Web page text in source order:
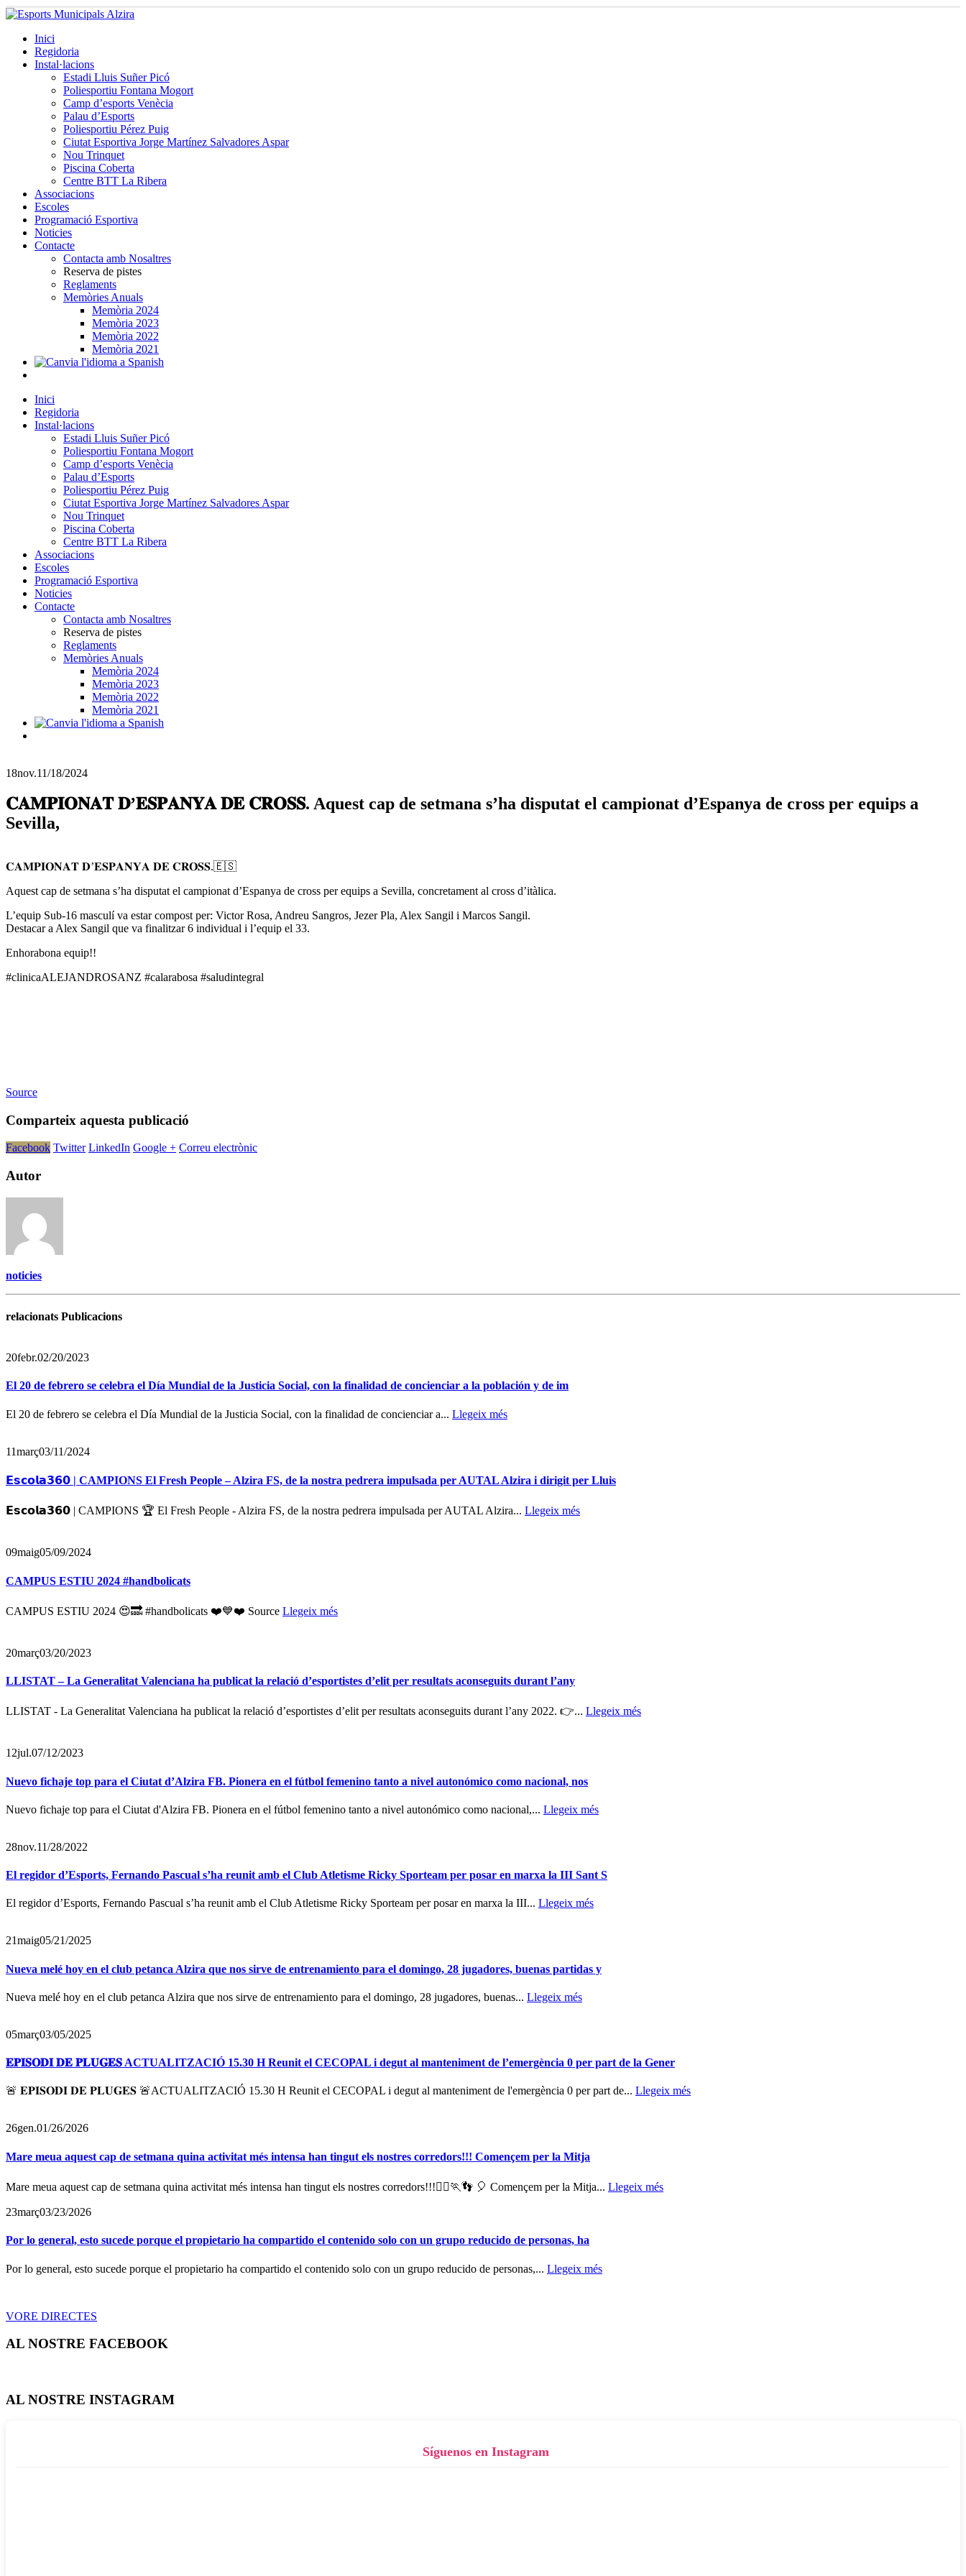
Inici
Regidoria
Instal·lacions
Estadi Lluis Suñer Picó
Poliesportiu Fontana Mogort
Camp d’esports Venècia
Palau d’Esports
Poliesportiu Pérez Puig
Ciutat Esportiva Jorge Martínez Salvadores Aspar
Nou Trinquet
Piscina Coberta
Centre BTT La Ribera
Associacions
Escoles
Programació Esportiva
Noticies
Contacte
Contacta amb Nosaltres
Reserva de pistes
Reglaments
Memòries Anuals
Memòria 2024
Memòria 2023
Memòria 2022
Memòria 2021
Inici
Regidoria
Instal·lacions
Estadi Lluis Suñer Picó
Poliesportiu Fontana Mogort
Camp d’esports Venècia
Palau d’Esports
Poliesportiu Pérez Puig
Ciutat Esportiva Jorge Martínez Salvadores Aspar
Nou Trinquet
Piscina Coberta
Centre BTT La Ribera
Associacions
Escoles
Programació Esportiva
Noticies
Contacte
Contacta amb Nosaltres
Reserva de pistes
Reglaments
Memòries Anuals
Memòria 2024
Memòria 2023
Memòria 2022
Memòria 2021
18nov.11/18/2024
𝐂𝐀𝐌𝐏𝐈𝐎𝐍𝐀𝐓 𝐃’𝐄𝐒𝐏𝐀𝐍𝐘𝐀 𝐃𝐄 𝐂𝐑𝐎𝐒𝐒. Aquest cap de setmana s’ha disputat el campionat d’Espanya de cross per equips a
Sevilla,
𝐂𝐀𝐌𝐏𝐈𝐎𝐍𝐀𝐓 𝐃’𝐄𝐒𝐏𝐀𝐍𝐘𝐀 𝐃𝐄 𝐂𝐑𝐎𝐒𝐒.🇪🇸
Aquest cap de setmana s’ha disputat el campionat d’Espanya de cross per equips a Sevilla, concretament al cross d’itàlica.
L’equip Sub-16 masculí va estar compost per: Victor Rosa, Andreu Sangros, Jezer Pla, Alex Sangil i Marcos Sangil.
Destacar a Alex Sangil que va finalitzar 6 individual i l’equip el 33.
Enhorabona equip!!
#clinicaALEJANDROSANZ #calarabosa #saludintegral
Source
Comparteix aquesta publicació
Facebook Twitter LinkedIn Google + Correu electrònic
Autor
noticies
relacionats Publicacions
20febr.02/20/2023
El 20 de febrero se celebra el Día Mundial de la Justicia Social, con la finalidad de concienciar a la población y de im
El 20 de febrero se celebra el Día Mundial de la Justicia Social, con la finalidad de concienciar a... Llegeix més
11març03/11/2024
𝗘𝘀𝗰𝗼𝗹𝗮𝟯𝟲𝟬 | CAMPIONS El Fresh People – Alzira FS, de la nostra pedrera impulsada per AUTAL Alzira i dirigit per Lluis
𝗘𝘀𝗰𝗼𝗹𝗮𝟯𝟲𝟬 | CAMPIONS 🏆 El Fresh People - Alzira FS, de la nostra pedrera impulsada per AUTAL Alzira... Llegeix més
09maig05/09/2024
CAMPUS ESTIU 2024 #handbolicats
CAMPUS ESTIU 2024 😍🔜 #handbolicats ❤️💙❤️ Source Llegeix més
20març03/20/2023
LLISTAT – La Generalitat Valenciana ha publicat la relació d’esportistes d’elit per resultats aconseguits durant l’any
LLISTAT - La Generalitat Valenciana ha publicat la relació d’esportistes d’elit per resultats aconseguits durant l’any 2022. 👉... Llegeix més
12jul.07/12/2023
Nuevo fichaje top para el Ciutat d’Alzira FB. Pionera en el fútbol femenino tanto a nivel autonómico como nacional, nos
Nuevo fichaje top para el Ciutat d'Alzira FB. Pionera en el fútbol femenino tanto a nivel autonómico como nacional,... Llegeix més
28nov.11/28/2022
El regidor d’Esports, Fernando Pascual s’ha reunit amb el Club Atletisme Ricky Sporteam per posar en marxa la III Sant S
El regidor d’Esports, Fernando Pascual s’ha reunit amb el Club Atletisme Ricky Sporteam per posar en marxa la III... Llegeix més
21maig05/21/2025
Nueva melé hoy en el club petanca Alzira que nos sirve de entrenamiento para el domingo, 28 jugadores, buenas partidas y
Nueva melé hoy en el club petanca Alzira que nos sirve de entrenamiento para el domingo, 28 jugadores, buenas... Llegeix més
05març03/05/2025
𝐄𝐏𝐈𝐒𝐎𝐃𝐈 𝐃𝐄 𝐏𝐋𝐔𝐆𝐄𝐒 ACTUALITZACIÓ 15.30 H Reunit el CECOPAL i degut al manteniment de l’emergència 0 per part de la Gener
🚨 𝐄𝐏𝐈𝐒𝐎𝐃𝐈 𝐃𝐄 𝐏𝐋𝐔𝐆𝐄𝐒 🚨ACTUALITZACIÓ 15.30 H Reunit el CECOPAL i degut al manteniment de l'emergència 0 per part de... Llegeix més
26gen.01/26/2026
Mare meua aquest cap de setmana quina activitat més intensa han tingut els nostres corredors!!! Començem per la Mitja
Mare meua aquest cap de setmana quina activitat més intensa han tingut els nostres corredors!!!🏃‍♀️🏃👣 🎈 Començem per la Mitja... Llegeix més
23març03/23/2026
Por lo general, esto sucede porque el propietario ha compartido el contenido solo con un grupo reducido de personas, ha
Por lo general, esto sucede porque el propietario ha compartido el contenido solo con un grupo reducido de personas,... Llegeix més
VORE DIRECTES
AL NOSTRE FACEBOOK
AL NOSTRE INSTAGRAM
Síguenos en Instagram